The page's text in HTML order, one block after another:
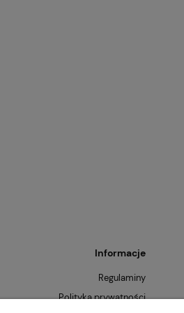
Informacje
Regulaminy
Polityka prywatności